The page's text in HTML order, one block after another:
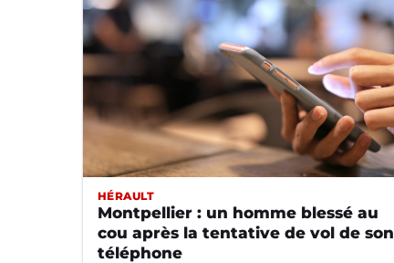
HÉRAULT
Montpellier : un homme blessé au
cou après la tentative de vol de son
téléphone